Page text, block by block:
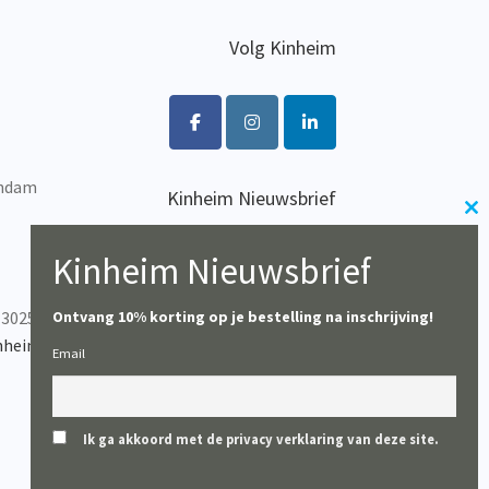
Volg Kinheim
Kinheim Nieuwsbrief
van het laatste nieuws?
Inschrijven
Kinheim Nieuwsbrief
Ontvang 10% korting op je bestelling na inschrijving!
Email
Ik ga akkoord met de privacy verklaring van deze site.